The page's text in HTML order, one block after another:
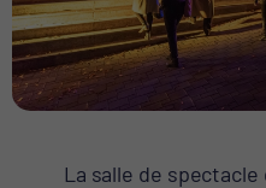
La salle de